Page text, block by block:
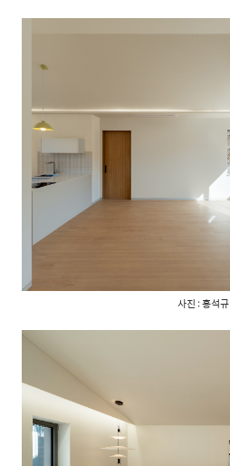
사진 : 홍석규